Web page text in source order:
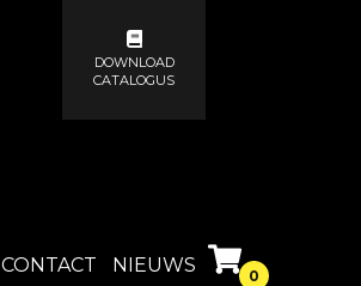
DOWNLOAD
CATALOGUS
CONTACT NIEUWS 0